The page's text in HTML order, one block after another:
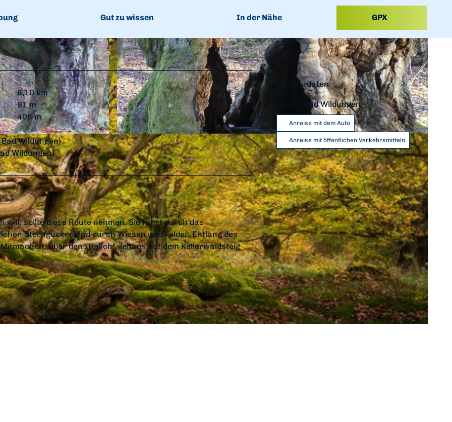
© Gereon Schoplick, Stadtmarketing Bad Wildungen
Gut zu wissen In der Nähe GPX
6,10 km
91 m
408 m
Wildungen)
Wildungen)
will, sollte diese Route nehmen. Sie führt durch das
Sternguckerpfad durch Wiesen und Felder. Entlang des
Über den „Halloh“ geht es auf dem Kellerwaldsteig
Kontaktdaten
34537 Bad Wildungen
Anreise mit dem Auto
Anreise mit öffentlichen Verkehrsmitteln